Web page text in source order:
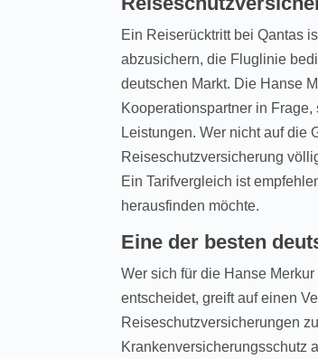
Ein Reiserücktritt bei Qantas
abzusichern, die Fluglinie
deutschen Markt. Die Hanse
Kooperationspartner in
Leistungen. Wer nicht auf die
Reiseschutzversicherung
Ein Tarifvergleich ist
herausfinden möchte.
Eine der besten
Wer sich für die Hanse
entscheidet, greift auf einen
Reiseschutzversicherungen
Krankenversicherungsschutz